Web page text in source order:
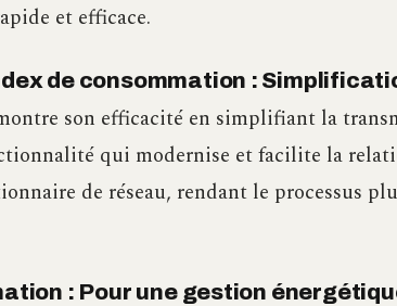
et efficace.
de consommation :
son efficacité en simplifiant la
qui modernise et facilite la
de réseau, rendant le processus
: Pour une gestion